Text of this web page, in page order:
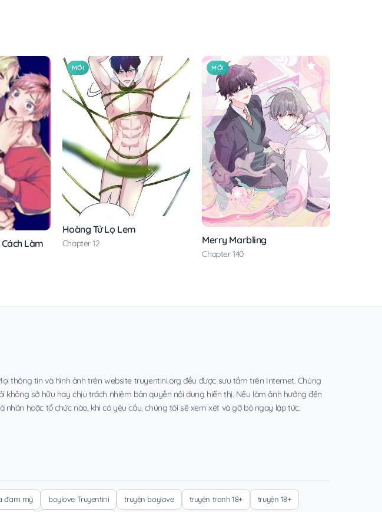
Làm
MỚI
Hoàng Tử Lọ Lem
Chapter 12
MỚI
Merry Marbling
Chapter 140
thông tin và hình ảnh trên website truyentini.org đều được sưu tầm trên Internet. Chúng
không sở hữu hay chịu trách nhiệm bản quyền nội dung hiển thị. Nếu làm ảnh hưởng đến
nhân hoặc tổ chức nào, khi có yêu cầu, chúng tôi sẽ xem xét và gỡ bỏ ngay lập tức.
đam mỹ boylove Truyentini truyện boylove truyện tranh 18+ truyện 18+